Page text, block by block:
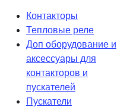
Контакторы
Тепловые реле
Доп оборудование и
аксессуары для
контакторов и
пускателей
Пускатели